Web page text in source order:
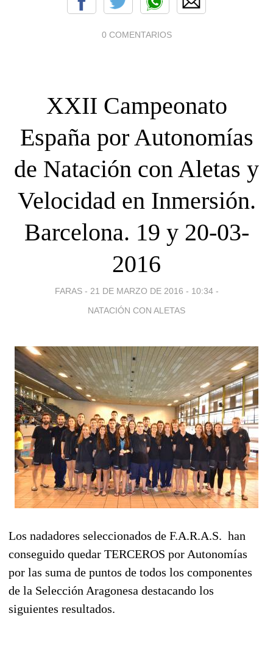
0 COMENTARIOS
XXII Campeonato
España por Autonomías
de Natación con Aletas y
Velocidad en Inmersión.
Barcelona. 19 y 20-03-
2016
FARAS - 21 DE MARZO DE 2016 - 10:34 -
NATACIÓN CON ALETAS
Los nadadores seleccionados de F.A.R.A.S. han
conseguido quedar TERCEROS por Autonomías
por las suma de puntos de todos los componentes
de la Selección Aragonesa destacando los
siguientes resultados.